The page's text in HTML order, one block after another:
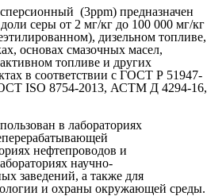
(3ppm) предназначен
серы от 2 мг/кг до 100 000 мг/кг
дизельном топливе,
основах смазочных масел,
топливе и других
в соответствии с ГОСТ Р 51947-
ISO 8754-2013, АСТМ Д 4294-16,
в лабораториях
нефтепроводов и
научно-
заведений, а также для
и охраны окружающей среды.